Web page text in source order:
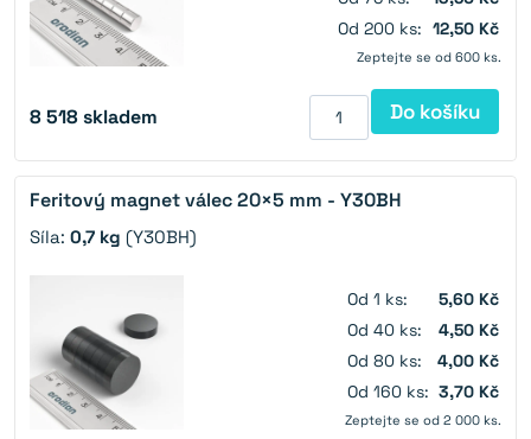
Od 200 ks: 12,50 Kč
Zeptejte se od 600 ks.
8 518skladem Do košíku
Feritový magnet válec 20×5 mm - Y30BH
Síla: 0,7 kg (Y30BH)
Od 1 ks:
5,60 Kč
Od 40 ks:
4,50 Kč
Od 80 ks:
4,00 Kč
Od 160 ks: 3,70 Kč
Zeptejte se od 2 000 ks.